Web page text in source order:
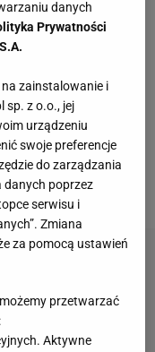
mieć
Też tak robisz?
za dawnych lato.
mniej niż 50 zł
stołu syreny. Morskie
2026
danych
Prywatności
na zainstalowanie i
sp. z o.o., jej
urządzeniu
swoje preferencje
do zarządzania
poprzez
serwisu i
Zmiana
za pomocą ustawień
przetwarzać
Aktywne